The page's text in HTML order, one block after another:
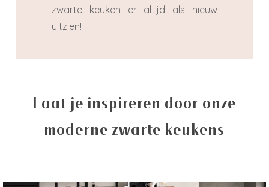
zwarte keuken er altijd als nieuw
uitzien!
Laat je inspireren door onze
moderne zwarte keukens